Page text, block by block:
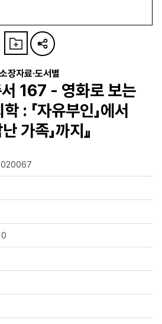
소장자료·도서별
서 167 - 영화로 보는
: 「자유부인」에서
난 가족」까지』